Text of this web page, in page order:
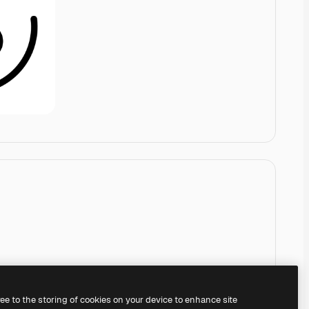
to the storing of cookies on your device to enhance site